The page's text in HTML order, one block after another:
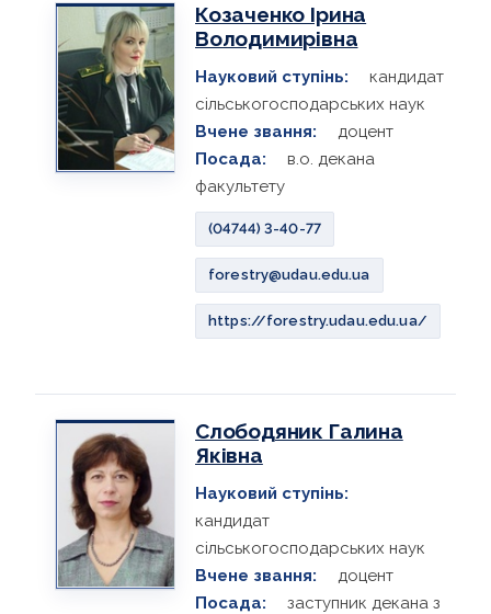
НАУКОВА РОБОТА
ВИХОВНА РОБОТА
МІЖНАРОДНІ ЗВ'ЯЗКИ,
ПРАЦЕВЛАШТУВАННЯ
НАДЗВИЧАЙНІ СИТУАЦІЇ
Козаченко Ірина
Володимирівна
Науковий ступінь:
кандидат
сільськогосподарських наук
Вчене звання:
доцент
Посада:
в.о. декана
факультету
(04744) 3-40-77
forestry@udau.edu.ua
https://forestry.udau.edu.ua/
Слободяник Галина
Яківна
Науковий ступінь:
кандидат
сільськогосподарських наук
Вчене звання:
доцент
Посада:
заступник декана з